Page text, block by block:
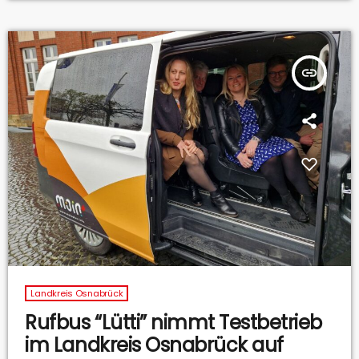
insert_link
Landkreis Osnabrück
Rufbus “Lütti” nimmt Testbetrieb
im Landkreis Osnabrück auf